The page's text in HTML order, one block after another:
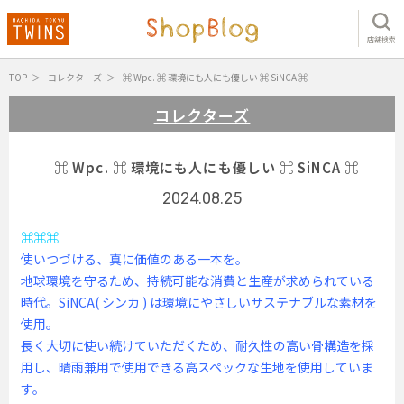
店舗検索
TOP コレクターズ ⌘ Wpc. ⌘ 環境にも人にも優しい ⌘ SiNCA ⌘
コレクターズ
⌘ Wpc. ⌘ 環境にも人にも優しい ⌘ SiNCA ⌘
2024.08.25
⌘⌘⌘
使いつづける、真に価値のある一本を。
地球環境を守るため、持続可能な消費と生産が求められている
時代。SiNCA( シンカ ) は環境にやさしいサステナブルな素材を
使用。
長く大切に使い続けていただくため、耐久性の高い骨構造を採
用し、晴雨兼用で使用できる高スペックな生地を使用していま
す。